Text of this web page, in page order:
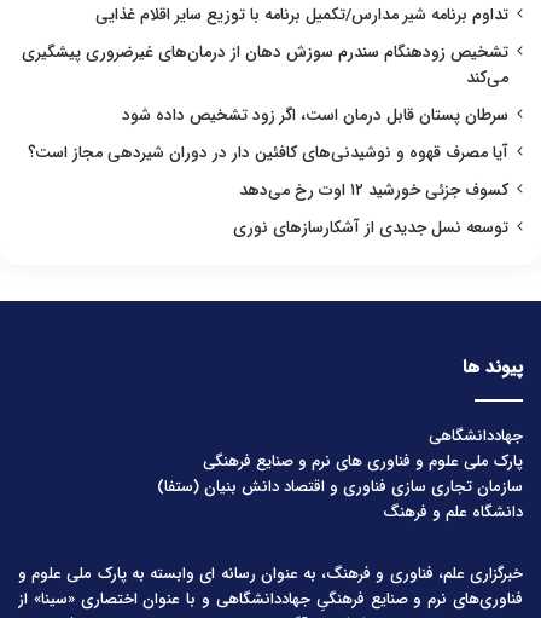
تداوم برنامه شیر مدارس/تکمیل برنامه با توزیع سایر اقلام غذایی
تشخیص زودهنگام سندرم سوزش دهان از درمان‌های غیرضروری پیشگیری
می‌کند
سرطان پستان قابل درمان است، اگر زود تشخیص داده شود
آیا مصرف قهوه و نوشیدنی‌های کافئین دار در دوران شیردهی مجاز است؟
کسوف جزئی خورشید ۱۲ اوت رخ می‌دهد
توسعه نسل جدیدی از آشکارسازهای نوری
پیوند ها
جهاددانشگاهی
پارک ملی علوم و فناوری های نرم و صنایع فرهنگی
سازمان تجاری سازی فناوری و اقتصاد دانش بنیان (ستفا)
دانشگاه علم و فرهنگ
خبرگزاری علم، فناوری و فرهنگ، به عنوان رسانه ای وابسته به پارک ملی علوم و
فناوری‌های نرم و صنایع فرهنگیِ جهاددانشگاهی و با عنوان اختصاری «سینا» از